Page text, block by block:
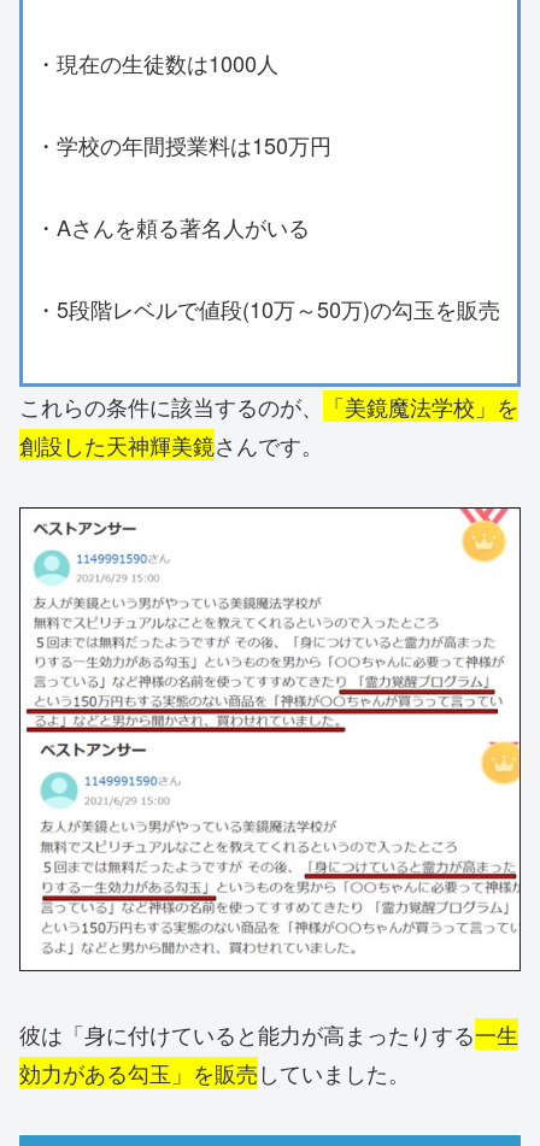
・現在の生徒数は1000人
・学校の年間授業料は150万円
・Aさんを頼る著名人がいる
・5段階レベルで値段(10万～50万)の勾玉を販売
これらの条件に該当するのが、
「美鏡魔法学校」を
創設した天神輝美鏡さんです。
彼は「身に付けていると能力が高まったりする一生
効力がある勾玉」を販売していました。